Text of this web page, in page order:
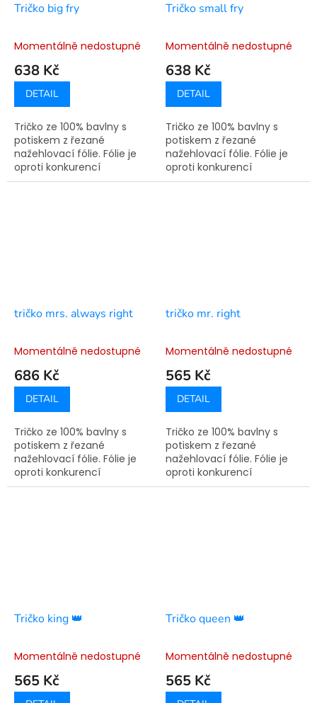
Tričko big fry
Momentálně nedostupné
638 Kč
DETAIL
Tričko ze 100% bavlny s
potiskem z řezané
nažehlovací fólie. Fólie je
oproti konkurencí
využívané technologie
Tričko small fry
Momentálně nedostupné
638 Kč
DETAIL
Tričko ze 100% bavlny s
potiskem z řezané
nažehlovací fólie. Fólie je
oproti konkurencí
využívané technologie
tričko mrs. always right
Momentálně nedostupné
686 Kč
DETAIL
Tričko ze 100% bavlny s
potiskem z řezané
nažehlovací fólie. Fólie je
oproti konkurencí
využívané technologie
tričko mr. right
Momentálně nedostupné
565 Kč
DETAIL
Tričko ze 100% bavlny s
potiskem z řezané
nažehlovací fólie. Fólie je
oproti konkurencí
využívané technologie
Tričko king 👑
Momentálně nedostupné
565 Kč
Tričko queen 👑
Momentálně nedostupné
565 Kč